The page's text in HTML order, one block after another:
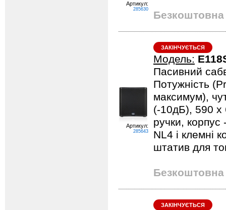
Артикул:
285630 Безкоштовна
Артикул:
285643
ЗАКІНЧУЄТЬСЯ
Модель:
Пасивний
Потужність
максимум),
(-10дБ), 590 x
ручки,
NL4 і клемні
штатив для
Безкоштовна
ЗАКІНЧУЄТЬСЯ